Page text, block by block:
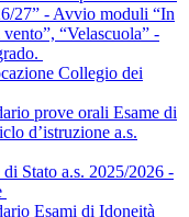
27” - Avvio moduli “In
“Velascuola” -
Collegio dei
prove orali Esame di
d’istruzione a.s.
Stato a.s. 2025/2026 -
Esami di Idoneità